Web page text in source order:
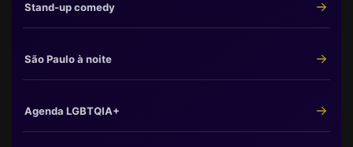
Stand-up comedy
São Paulo à noite
Agenda LGBTQIA+